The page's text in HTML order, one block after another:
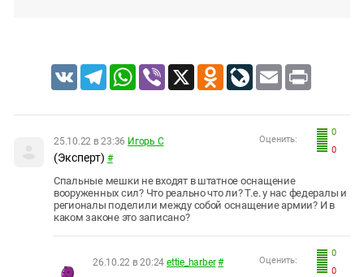
VK TelegramWhatsApp
Viber X Odnoklassniki
LiveJournal
Email Print
0
0
Оценить:
25.10.22 в 23:36 Игорь С
(Эксперт) #
Спальные мешки не входят в штатное оснащение
вооруженных сил? Что реально что ли? Т.е. у нас федералы и
регионалы поделили между собой оснащение армии? И в
каком законе это записано?
0
0
Оценить:
26.10.22 в 20:24 ettie_harber #